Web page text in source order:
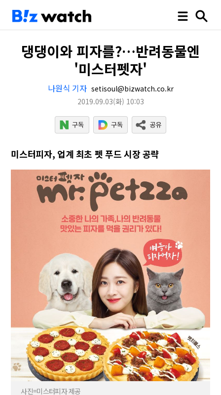
댕댕이와 피자를?…반려동물엔
'미스터펫자'
나원식 기자 setisoul@bizwatch.co.kr
2019.09.03(화) 10:03
미스터피자, 업계 최초 펫 푸드 시장 공략
사진=미스터피자 제공